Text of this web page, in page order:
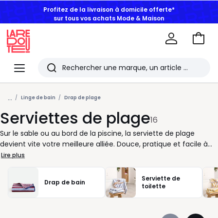
Profitez de la livraison à domicile offerte*
sur tous vos achats Mode & Maison
Menu
Redoute
Rechercher
Les
derniers
articles
consultés
Aller
... Linge de bain Drap de plage
Serviettes de plage16
Sur le sable ou au bord de la piscine, la serviette de plage
devient vite votre meilleure alliée. Douce, pratique et facile à
emporter, elle accompagne chaque moment de détente, du
premier rayon de soleil jusqu’au dernier plongeon. Chez La
Redoute, nous pensons qu’une bonne serviette doit avant tout
vous simplifier la vie : un séchage rapide après le bain, une
matière agréable sur la peau et un format adapté à vos envies,
Lire plus
Drap de bain
Serviette de
toilette